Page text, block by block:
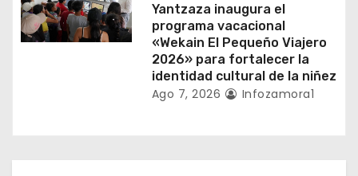
Yantzaza inaugura el
programa vacacional
«Wekain El Pequeño Viajero
2026» para fortalecer la
identidad cultural de la niñez
Ago 7, 2026 Infozamora1